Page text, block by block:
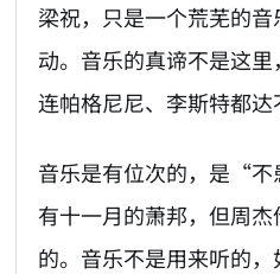
梁祝，只是一个荒芜的
动。音乐的真谛不是这里
连帕格尼尼、李斯特都达
音乐是有位次的，是“
有十一月的萧邦，但周
的。音乐不是用来听的，